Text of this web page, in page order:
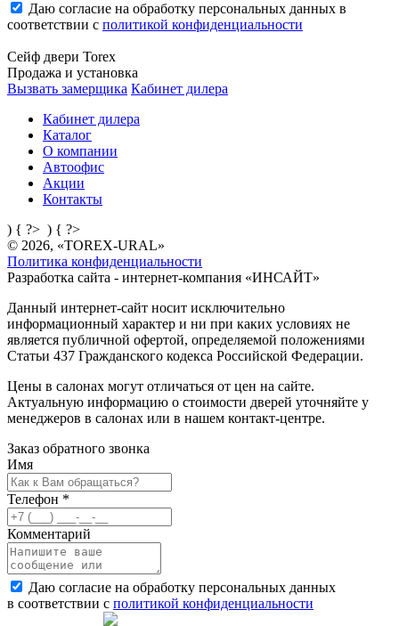
Даю согласие на обработку персональных данных в
соответствии с политикой конфиденциальности
Сейф двери Torex
Продажа и установка
Вызвать замерщика Кабинет дилера
Кабинет дилера
Каталог
О компании
Автоофис
Акции
Контакты
) { ?> ) { ?>
© 2026, «TOREX-URAL»
Политика конфиденциальности
Разработка сайта - интернет-компания «ИНСАЙТ»
Данный интернет-сайт носит исключительно
информационный характер и ни при каких условиях не
является публичной офертой, определяемой положениями
Статьи 437 Гражданского кодекса Российской Федерации.
Цены в салонах могут отличаться от цен на сайте.
Актуальную информацию о стоимости дверей уточняйте у
менеджеров в салонах или в нашем контакт-центре.
Заказ обратного звонка
Имя
Телефон *
Комментарий
Даю согласие на обработку персональных данных
в соответствии с политикой конфиденциальности